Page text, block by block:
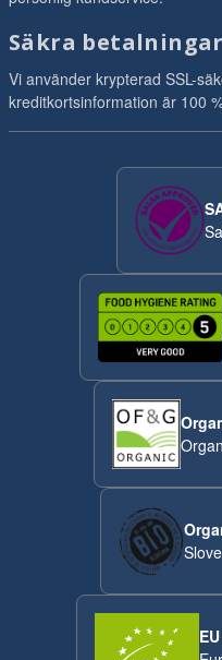
Säkra betalningar
Vi använder krypterad SSL-
kreditkortsinformation är 100